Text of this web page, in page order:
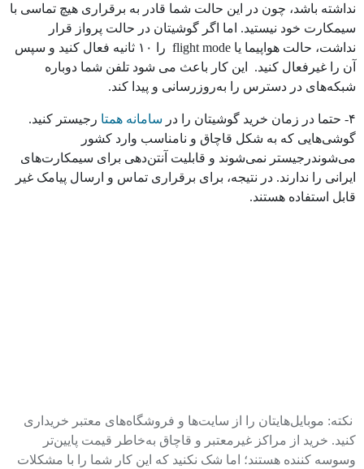
نداشته باشد، چون در این حالت شما قادر به برقراری هیچ تماسی با
سیمکارت خود نیستید. اما اگر گوشیتان در حالت پرواز قرار
نداشت، حالت هواپیما یا flight mode را ۱۰ ثانیه فعال کنید و سپس
آن را غیرفعال کنید. این کار باعث می شود تلفن شما دوباره
شبکه‌های در دسترس را به‌روزرسانی و پیدا کند.
۴- حتما در زمان خرید گوشیتان را در سامانه همتا رجیستر کنید.
گوشی‌هایی که به شکل قاچاق و نامناسب وارد کشور
می‌شوندرجیستر نمی‌شوند و قابلیت آنتن‌دهی برای سیمکارت‌های
ایرانی را ندارند. در نتیجه، برای برقراری تماس و ارسال پیامک غیر
قابل استفاده هستند.
نکته: موبایل‌هایتان ‌را از سایت‌ها و فروشگاه‌های معتبر خریداری
کنید. خرید از مراکز غیرمعتبر و قاچاق به‌خاطر قیمت پایین‌تر
وسوسه کننده هستند؛ اما شک نکنید که این کار شما را با مشکلات